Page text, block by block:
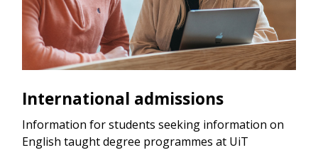
International admissions
Information for students seeking information on
English taught degree programmes at UiT